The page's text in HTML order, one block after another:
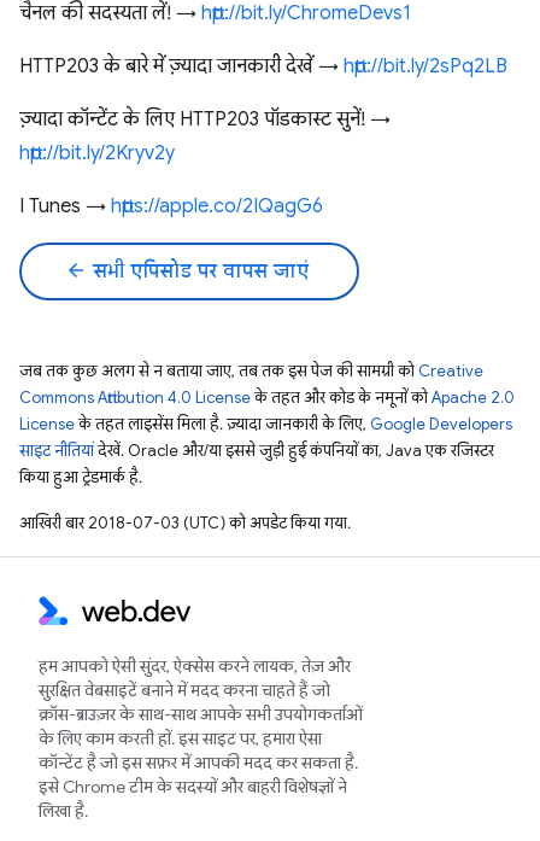
चैनल की सदस्यता लें! → http://bit.ly/ChromeDevs1
HTTP203 के बारे में ज़्यादा जानकारी देखें → http://bit.ly/2sPq2LB
ज़्यादा कॉन्टेंट के लिए HTTP203 पॉडकास्ट सुनें! →
http://bit.ly/2Kryv2y
I Tunes → https://apple.co/2IQagG6
arrow_back सभी एपिसोड पर वापस जाएं
जब तक कुछ अलग से न बताया जाए, तब तक इस पेज की सामग्री कोCreative
Commons Attribution 4.0 Licenseके तहत और कोड के नमूनों कोApache 2.0
Licenseके तहत लाइसेंस मिला है. ज़्यादा जानकारी के लिए, Google Developers
साइट नीतियांदेखें. Oracle और/या इससे जुड़ी हुई कंपनियों का, Java एक रजिस्टर
किया हुआ ट्रेडमार्क है.
आखिरी बार 2018-07-03 (UTC) को अपडेट किया गया.
हम आपको ऐसी सुंदर, ऐक्सेस करने लायक, तेज़ और
सुरक्षित वेबसाइटें बनाने में मदद करना चाहते हैं जो
क्रॉस-ब्राउज़र के साथ-साथ आपके सभी उपयोगकर्ताओं
के लिए काम करती हों. इस साइट पर, हमारा ऐसा
कॉन्टेंट है जो इस सफ़र में आपकी मदद कर सकता है.
इसे Chrome टीम के सदस्यों और बाहरी विशेषज्ञों ने
लिखा है.